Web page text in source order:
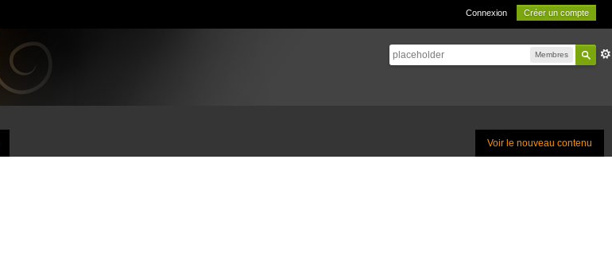
Connexion Créer un compte
Membres
Voir le nouveau contenu